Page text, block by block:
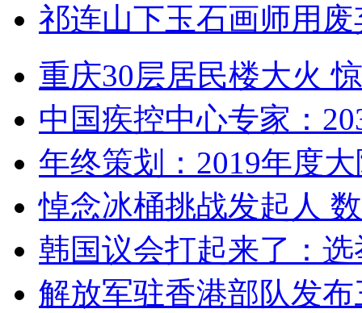
祁连山下玉石画师用
重庆30层居民楼大火
中国疾控中心专家：
年终策划：2019年度
悼念冰桶挑战发起人
韩国议会打起来了：
解放军驻香港部队发